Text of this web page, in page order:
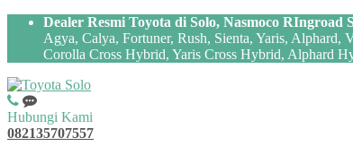
Dealer Resmi Toyota di Solo, Nasmoco RIngroad
Agya, Calya, Fortuner, Rush, Sienta, Yaris,
Corolla Cross Hybrid, Yaris Cross Hybrid, Alphard
Hubungi Kami
082135707557